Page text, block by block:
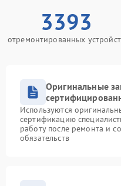
3393
отремонтированных
Оригинальные
Используются
сертификацию
работу после ремонта и
обязательств